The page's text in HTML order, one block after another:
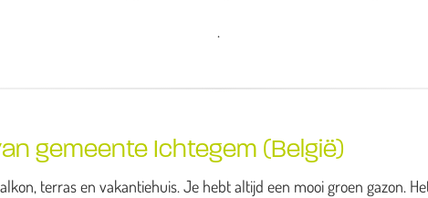
.
gemeente Ichtegem (België)
terras en vakantiehuis. Je hebt altijd een mooi groen gazon.